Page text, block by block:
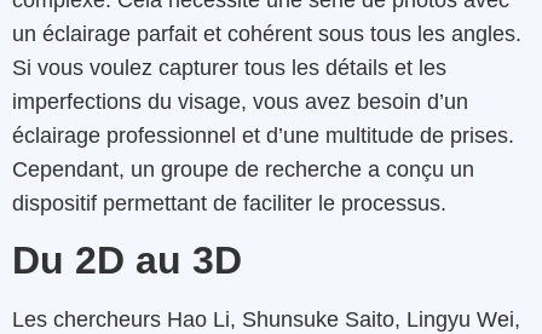
un éclairage parfait et cohérent sous tous les angles.
Si vous voulez capturer tous les détails et les
imperfections du visage, vous avez besoin d’un
éclairage professionnel et d’une multitude de prises.
Cependant, un groupe de recherche a conçu un
dispositif permettant de faciliter le processus.
Du 2D au 3D
Les chercheurs Hao Li, Shunsuke Saito, Lingyu Wei,